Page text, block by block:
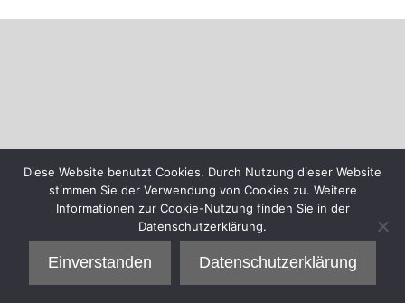
Diese Website benutzt Cookies. Durch Nutzung dieser Website
stimmen Sie der Verwendung von Cookies zu. Weitere
Informationen zur Cookie-Nutzung finden Sie in der
Datenschutzerklärung.
Einverstanden Datenschutzerklärung